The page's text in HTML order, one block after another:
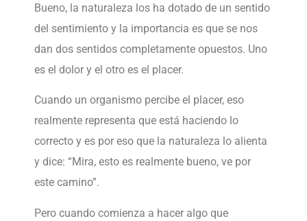
Bueno, la naturaleza los ha dotado de un sentido
del sentimiento y la importancia es que se nos
dan dos sentidos completamente opuestos. Uno
es el dolor y el otro es el placer.
Cuando un organismo percibe el placer, eso
realmente representa que está haciendo lo
correcto y es por eso que la naturaleza lo alienta
y dice: “Mira, esto es realmente bueno, ve por
este camino”.
Pero cuando comienza a hacer algo que